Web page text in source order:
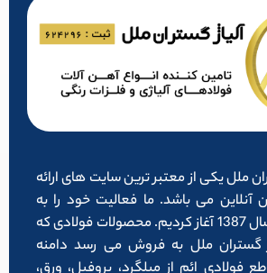
ملل یکی از معتبر ترین سایت های ارائه
می باشد. ما فعالیت خود را به
صورت حرفه ای از سال 1387 آغاز کردیم. محصولات فولادی که
گستران ملل به فروش می رسد دامنه